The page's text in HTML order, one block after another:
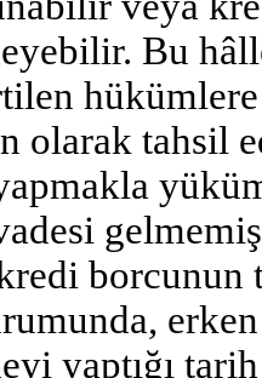
Bu
olarak
borcunun
yaptığı